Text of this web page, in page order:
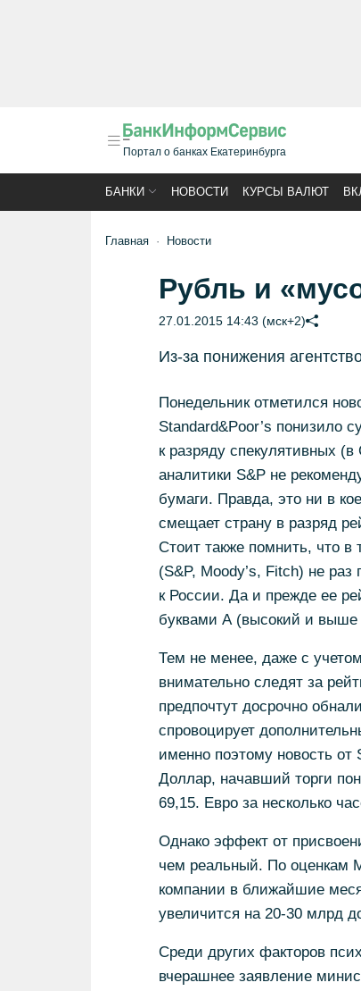
Портал о банках Екатеринбурга
БАНКИ НОВОСТИ КУРСЫ ВАЛЮТ
Главная Новости
Рубль и
27.01.2015 14:43 (мск+2)
Из-за понижения
Понедельник отметился
Standard&Poor’s понизило
к разряду спекулятивных
аналитики S&P не
бумаги. Правда, это ни в
смещает страну в разряд
Стоит также помнить, что в
(S&P, Moody’s, Fitch) не
к России. Да и прежде ее
буквами А (высокий и выше
Тем не менее, даже с
внимательно следят за
предпочтут досрочно
спровоцирует
именно поэтому новость
Доллар, начавший торги
69,15. Евро за несколько
Однако эффект от
чем реальный. По оценкам
компании в ближайшие
увеличится на 20-30 млрд
Среди других факторов
вчерашнее заявление